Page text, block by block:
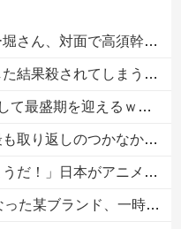
高須幹弥にブチギレるｗｗｗｗ
てしまう…これ半分虐殺だろ
迎えるｗｗｗｗｗｗｗｗｗｗ
つかなかった失敗って何？他
した米人気SF作品に絶賛の声が殺到中
ぶ鳥を落とす勢いだったが今期の業績は……